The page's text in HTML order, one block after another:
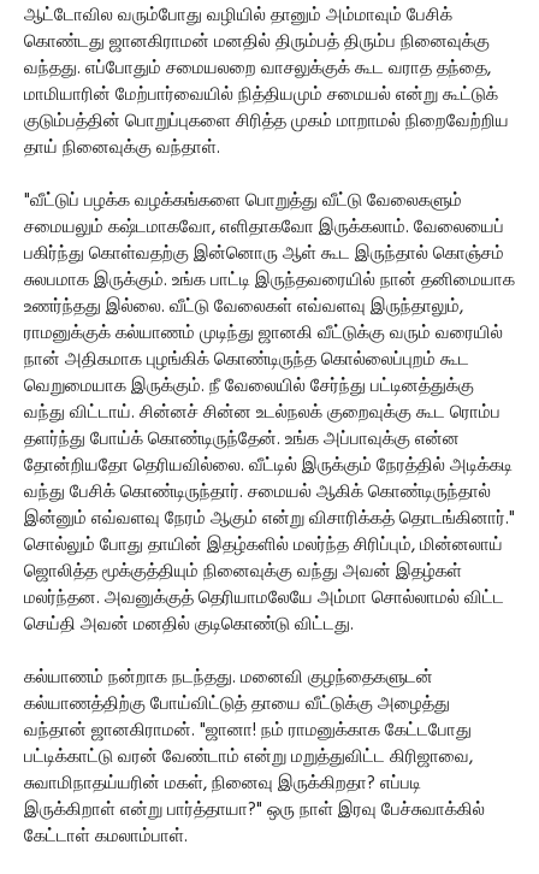
ஆட்டோவில வரும்போது வழியில் தானும் அம்மாவும் பேசிக்
கொண்டது ஜானகிராமன் மனதில் திரும்பத் திரும்ப நினைவுக்கு
வந்தது. எப்போதும் சமையலறை வாசலுக்குக் கூட வராத தந்தை,
மாமியாரின் மேற்பார்வையில் நித்தியமும் சமையல் என்று கூட்டுக்
குடும்பத்தின் பொறுப்புகளை சிரித்த முகம் மாறாமல் நிறைவேற்றிய
தாய் நினைவுக்கு வந்தாள்.
"வீட்டுப் பழக்க வழக்கங்களை பொறுத்து வீட்டு வேலைகளும்
சமையலும் கஷ்டமாகவோ, எளிதாகவோ இருக்கலாம். வேலையைப்
பகிர்ந்து கொள்வதற்கு இன்னொரு ஆள் கூட இருந்தால் கொஞ்சம்
சுலபமாக இருக்கும். உங்க பாட்டி இருந்தவரையில் நான் தனிமையாக
உணர்ந்தது இல்லை. வீட்டு வேலைகள் எவ்வளவு இருந்தாலும்,
ராமனுக்குக் கல்யாணம் முடிந்து ஜானகி வீட்டுக்கு வரும் வரையில்
நான் அதிகமாக புழங்கிக் கொண்டிருந்த கொல்லைப்புறம் கூட
வெறுமையாக இருக்கும். நீ வேலையில் சேர்ந்து பட்டினத்துக்கு
வந்து விட்டாய். சின்னச் சின்ன உடல்நலக் குறைவுக்கு கூட ரொம்ப
தளர்ந்து போய்க் கொண்டிருந்தேன். உங்க அப்பாவுக்கு என்ன
தோன்றியதோ தெரியவில்லை. வீட்டில் இருக்கும் நேரத்தில் அடிக்கடி
வந்து பேசிக் கொண்டிருந்தார். சமையல் ஆகிக் கொண்டிருந்தால்
இன்னும் எவ்வளவு நேரம் ஆகும் என்று விசாரிக்கத் தொடங்கினார்."
சொல்லும் போது தாயின் இதழ்களில் மலர்ந்த சிரிப்பும், மின்னலாய்
ஜொலித்த மூக்குத்தியும் நினைவுக்கு வந்து அவன் இதழ்கள்
மலர்ந்தன. அவனுக்குத் தெரியாமலேயே அம்மா சொல்லாமல் விட்ட
செய்தி அவன் மனதில் குடிகொண்டு விட்டது.
கல்யாணம் நன்றாக நடந்தது. மனைவி குழந்தைகளுடன்
கல்யாணத்திற்கு போய்விட்டுத் தாயை வீட்டுக்கு அழைத்து
வந்தான் ஜானகிராமன். "ஜானா! நம் ராமனுக்காக கேட்டபோது
பட்டிக்காட்டு வரன் வேண்டாம் என்று மறுத்துவிட்ட கிரிஜாவை,
சுவாமிநாதய்யரின் மகள், நினைவு இருக்கிறதா? எப்படி
இருக்கிறாள் என்று பார்த்தாயா?" ஒரு நாள் இரவு பேச்சுவாக்கில்
கேட்டாள் கமலாம்பாள்.